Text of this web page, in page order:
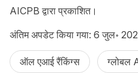
AICPB द्वारा प्रकाशित।
अंतिम अपडेट किया गया: 6 जुल॰
ऑल एआई रैंकिंग्स ग्लोबल